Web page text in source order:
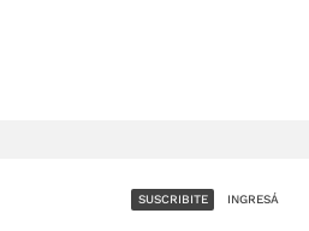
SUSCRIBITE INGRESÁ